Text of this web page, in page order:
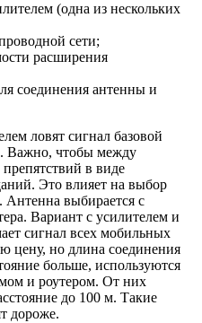
(одна из нескольких
сети;
расширения
соединения антенны и
ловят сигнал базовой
Важно, чтобы между
в виде
Это влияет на выбор
Антенна выбирается с
Вариант с усилителем и
сигнал всех мобильных
цену, но длина соединения
больше, используются
и роутером. От них
до 100 м. Такие
дороже.